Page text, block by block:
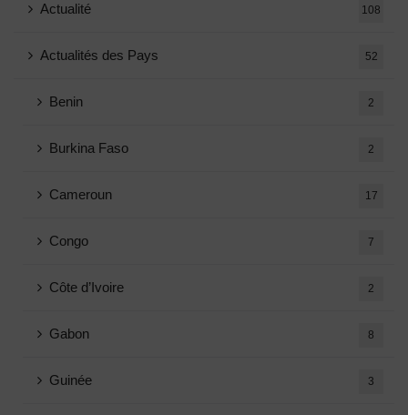
Actualité 108
Actualités des Pays 52
Benin 2
Burkina Faso 2
Cameroun 17
Congo 7
Côte d’Ivoire 2
Gabon 8
Guinée 3